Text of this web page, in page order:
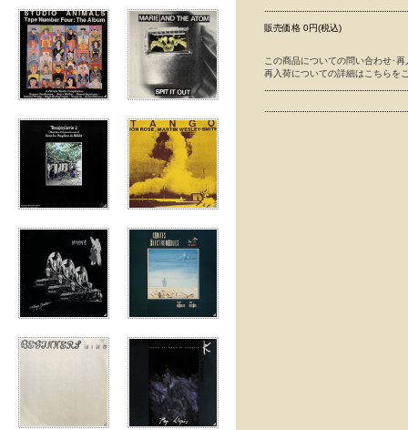
販売価格 0円(税込)
この商品についての問い合わせ･
再入荷についての詳細はこちらを